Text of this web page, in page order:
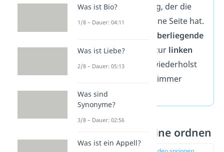
ein Kantenstein übrig, der die
gleiche Farbe wie seine Seite hat.
zwei gegenüberliegende
Kantensteine
nicht zur linken
undrechten Seite
, wiederholst
du den Algorithmus immer
wieder, bis es passt.
Schritt 7: Ecksteine ordnen
Was ist Bio?
1/8 – Dauer: 04:11
Was ist Liebe?
2/8 – Dauer: 05:13
Was sind
Synonyme?
3/8 – Dauer: 02:56
Was ist ein Appell?